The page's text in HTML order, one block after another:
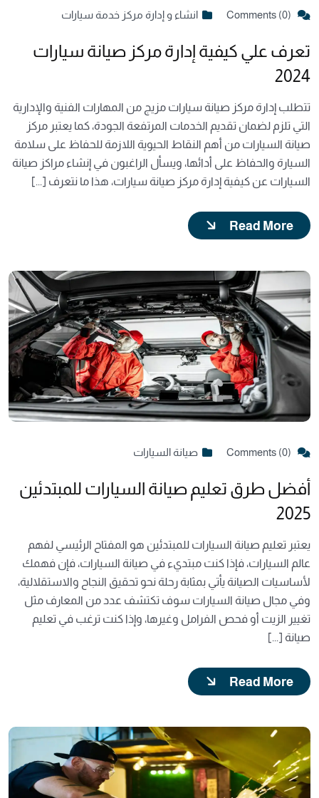
انشاء و إدارة مركز خدمة سيارات
تعرف علي كيفية إدارة مركز صيانة سيارات
2024
تتطلب إدارة مركز صيانة سيارات مزيج من المهارات الفنية والإدارية
التي تلزم لضمان تقديم الخدمات المرتفعة الجودة، كما يعتبر مركز
صيانة السيارات من أهم النقاط الحيوية اللازمة للحفاظ على سلامة
السيارة والحفاظ على أدائها، ويسأل الراغبون في إنشاء مراكز صيانة
السيارات عن كيفية إدارة مركز صيانة سيارات، هذا ما نتعرف [...]
Read More
صيانة السيارات
أفضل طرق تعليم صيانة السيارات للمبتدئين
2025
يعتبر تعليم صيانة السيارات للمبتدئين هو المفتاح الرئيسي لفهم
عالم السيارات، فإذا كنت مبتديء في صيانة السيارات، فإن فهمك
لأساسيات الصيانة يأتي بمثابة رحلة نحو تحقيق النجاح والاستقلالية،
وفي مجال صيانة السيارات سوف تكتشف عدد من المعارف مثل
تغيير الزيت أو فحص الفرامل وغيرها، وإذا كنت ترغب في تعليم
صيانة [...]
Read More